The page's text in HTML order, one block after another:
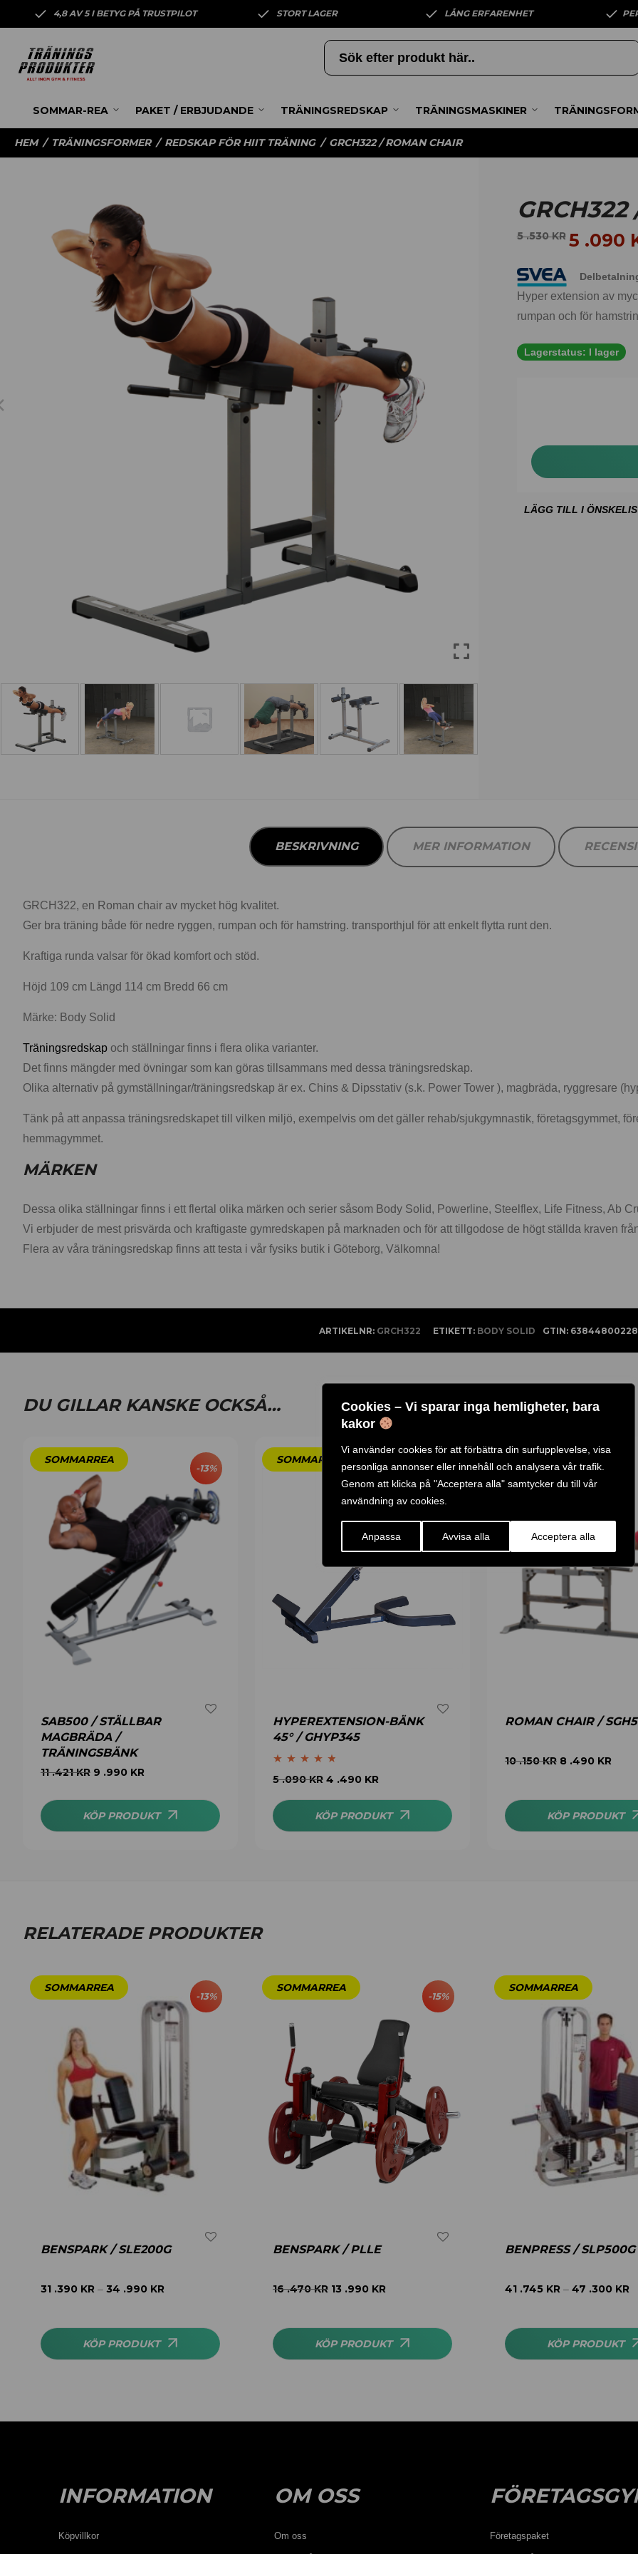
Cookies – Vi sparar inga hemligheter, bara
kakor
Vi använder cookies för att förbättra din surfupplevelse, visa
personliga annonser eller innehåll och analysera vår trafik.
Genom att klicka på "Acceptera alla" samtycker du till vår
användning av cookies.
Anpassa Avvisa alla Acceptera alla
4,8 AV 5 I BETYG PÅ TRUSTPILOT STORT LAGER LÅNG ERFARENHET
SOMMAR-REA PAKET / ERBJUDANDE TRÄNINGSREDSKAP TRÄNINGSMASKINER
HEM / TRÄNINGSFORMER / REDSKAP FÖR HIIT TRÄNING / GRCH322 / ROMAN CHAIR
5 .530KR 5 .090
Hyper extension av
rumpan och för
Lagerstatus: I lager
BESKRIVNING MER INFORMATION
GRCH322, en Roman chair av mycket hög kvalitet.
Ger bra träning både för nedre ryggen, rumpan och för hamstring. transporthjul för att enkelt flytta runt den.
Kraftiga runda valsar för ökad komfort och stöd.
Höjd 109 cm Längd 114 cm Bredd 66 cm
Märke: Body Solid
Träningsredskap och ställningar finns i flera olika varianter.
Det finns mängder med övningar som kan göras tillsammans med dessa träningsredskap.
Olika alternativ på gymställningar/träningsredskap är ex. Chins & Dipsstativ (s.k. Power Tower ), magbräda, ryggresare
Tänk på att anpassa träningsredskapet till vilken miljö, exempelvis om det gäller rehab/sjukgymnastik, företagsgymmet,
hemmagymmet.
MÄRKEN
Dessa olika ställningar finns i ett flertal olika märken och serier såsom Body Solid, Powerline, Steelflex, Life Fitness, Ab
Vi erbjuder de mest prisvärda och kraftigaste gymredskapen på marknaden och för att tillgodose de högt ställda kraven
Flera av våra träningsredskap finns att testa i vår fysiks butik i Göteborg, Välkomna!
ARTIKELNR: GRCH322 ETIKETT: BODY SOLID GTIN:
DU GILLAR KANSKE OCKSÅ…
-13%
SAB500 / STÄLLBAR
MAGBRÄDA /
TRÄNINGSBÄNK
11 .421KR 9 .990 KR
KÖP PRODUKT
-12%
HYPEREXTENSION-BÄNK
45° / GHYP345
Betygsatt4.67
5 .090KR 4 .490 KR
KÖP PRODUKT
ROMAN CHAIR /
10 .150KR 8 .490 KR
KÖP PRODUKT
RELATERADE PRODUKTER
-13%
BENSPARK / SLE200G
31 .390 KR – 34 .990 KR
KÖP PRODUKT
-15%
BENSPARK / PLLE
16 .470KR 13 .990 KR
KÖP PRODUKT
BENPRESS / SLP500G
41 .745 KR – 47 .300 KR
KÖP PRODUKT
INFORMATION
Köpvillkor
OM OSS
Om oss Företagspaket